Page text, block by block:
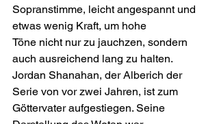
Sopranstimme, leicht angespannt und
etwas wenig Kraft, um hohe
Töne nicht nur zu jauchzen, sondern
auch ausreichend lang zu halten.
Jordan Shanahan, der Alberich der
Serie von vor zwei Jahren, ist zum
Göttervater aufgestiegen. Seine